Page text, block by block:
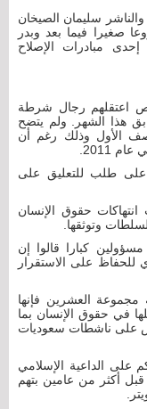
سليمان الصيخان
صغيرا فيما بعد وبدر
مبادرات الإصلاح
اعتقلهم رجال شرطة
هذا الشهر. ولم يتضح
الأول وذلك رغم أن
2011.
على طلب للتعليق على
حقوق الإنسان
وتوثقها.
كبارا قالوا إن
للحفاظ على الاستقرار
العشرين فإنها
في حقوق الإنسان بما
على ناشطات سعوديات
على الداعية الإسلامي
أكثر من عامين بتهم